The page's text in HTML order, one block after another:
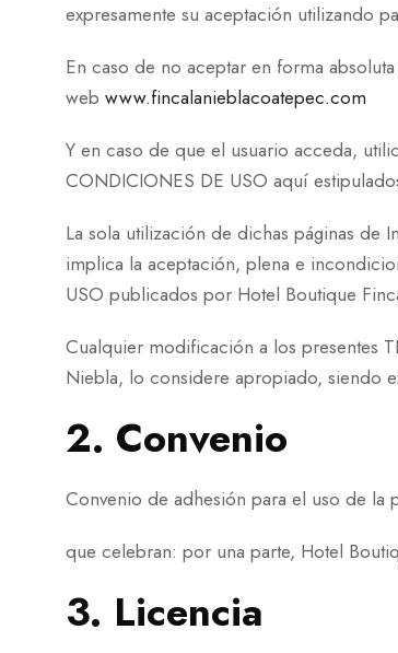
expresamente su aceptación utilizando
En caso de no aceptar en forma
web www.fincalanieblacoatepec.com
Y en caso de que el usuario acceda,
CONDICIONES DE USO aquí
La sola utilización de dichas páginas
implica la aceptación, plena e
USO publicados por Hotel Boutique
Cualquier modificación a los presentes
Niebla, lo considere apropiado, siendo
2. Convenio
Convenio de adhesión para el uso de la
que celebran: por una parte, Hotel
3. Licencia